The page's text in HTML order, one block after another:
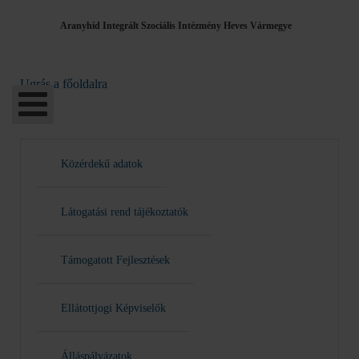
Aranyhíd Integrált Szociális Intézmény Heves Vármegye
Ugrás a főoldalra
Közérdekű adatok
Látogatási rend tájékoztatók
Támogatott Fejlesztések
Ellátottjogi Képviselők
Álláspályázatok